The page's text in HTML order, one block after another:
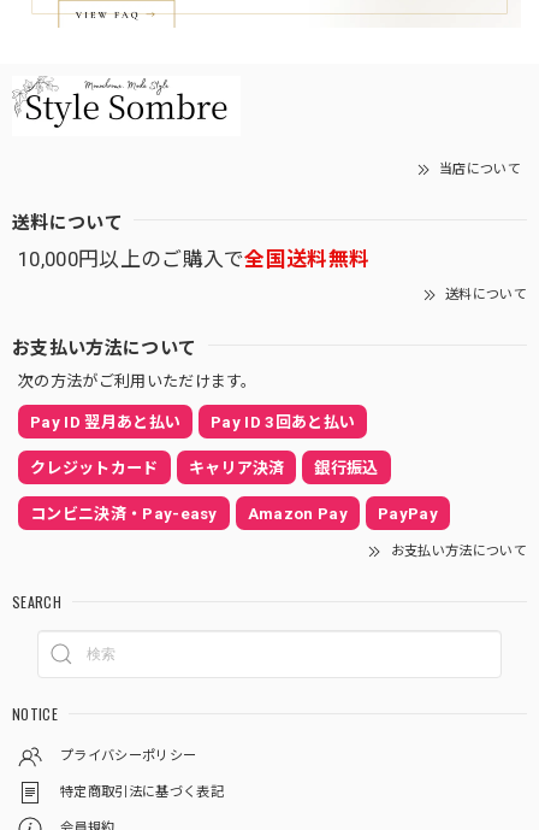
当店について
送料について
10,000円以上のご購入で全国送料無料
送料について
お支払い方法について
次の方法がご利用いただけます。
Pay ID 翌月あと払い Pay ID 3回あと払い
クレジットカード キャリア決済 銀行振込
コンビニ決済・Pay-easy Amazon Pay PayPay
お支払い方法について
SEARCH
NOTICE
プライバシーポリシー
特定商取引法に基づく表記